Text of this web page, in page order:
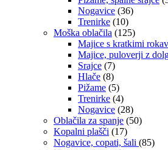
Nogavice (36)
Trenirke (10)
Moška oblačila (125)
Majice s kratkimi
Majice, puloverji z
Srajce (7)
Hlače (8)
Pižame (5)
Trenirke (4)
Nogavice (28)
Oblačila za spanje (50)
Kopalni plašči (17)
Nogavice, copati, šali (85)